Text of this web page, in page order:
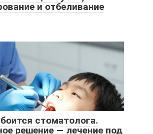
и отбеливание
стоматолога.
решение — лечение под